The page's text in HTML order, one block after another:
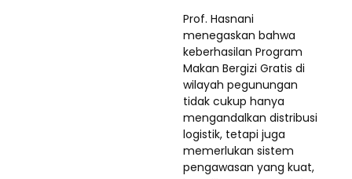
Prof. Hasnani
menegaskan bahwa
keberhasilan Program
Makan Bergizi Gratis di
wilayah pegunungan
tidak cukup hanya
mengandalkan distribusi
logistik, tetapi juga
memerlukan sistem
pengawasan yang kuat,